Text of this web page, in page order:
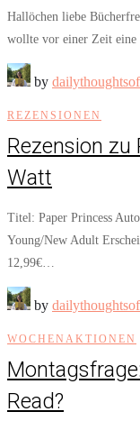
Hallöchen liebe
wollte vor einer Zeit eine
by
REZENSIONEN
Rezension zu
Watt
Titel: Paper Princess
Young/New Adult
12,99€…
by
WOCHENAKTIONEN
Read?